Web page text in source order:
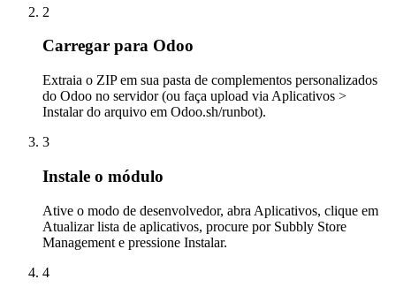
2
Carregar para Odoo
Extraia o ZIP em sua pasta de complementos personalizados
do Odoo no servidor (ou faça upload via Aplicativos >
Instalar do arquivo em Odoo.sh/runbot).
3
Instale o módulo
Ative o modo de desenvolvedor, abra Aplicativos, clique em
Atualizar lista de aplicativos, procure por Subbly Store
Management e pressione Instalar.
4